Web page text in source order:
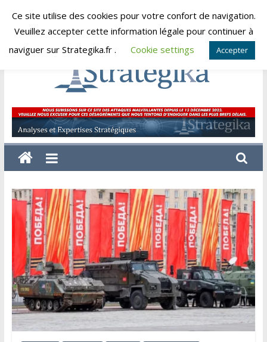
Skip
vendredi, août 7, 2026
Strategika
Expertise
et
Analyses
Ce site utilise des cookies pour votre confort de navigation.
Veuillez accepter cette information légale pour continuer à
naviguer sur Strategika.fr .
Cookie settings Accepter